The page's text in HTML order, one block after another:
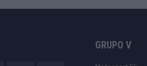
GRUPO V